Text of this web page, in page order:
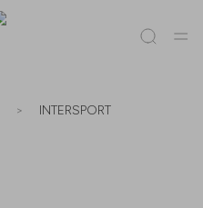
> INTERSPORT